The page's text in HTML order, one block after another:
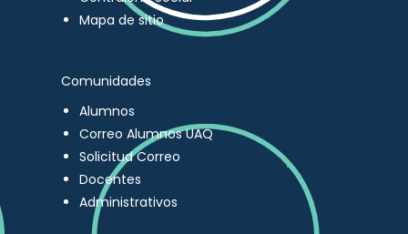
Mapa de sitio
Comunidades
Alumnos
Correo Alumnos UAQ
Solicitud Correo
Docentes
Administrativos